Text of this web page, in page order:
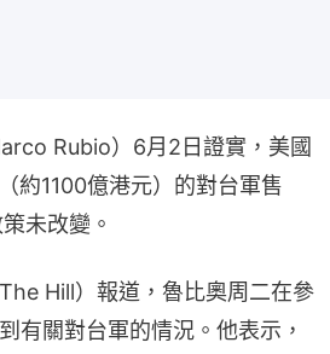
Rubio）6月2日證實，美國
約1100億港元）的對台軍售
未改變。
Hill）報道，魯比奧周二在參
有關對台軍的情況。他表示，